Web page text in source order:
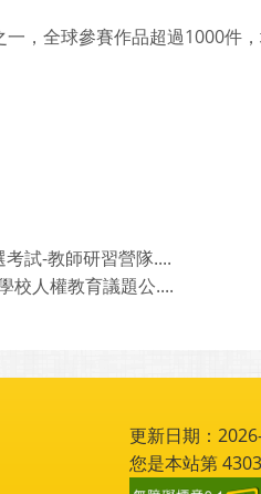
，全球參賽作品超過1000件
試-教師研習營隊....
校人權教育議題公....
更新日期：
您是本站第